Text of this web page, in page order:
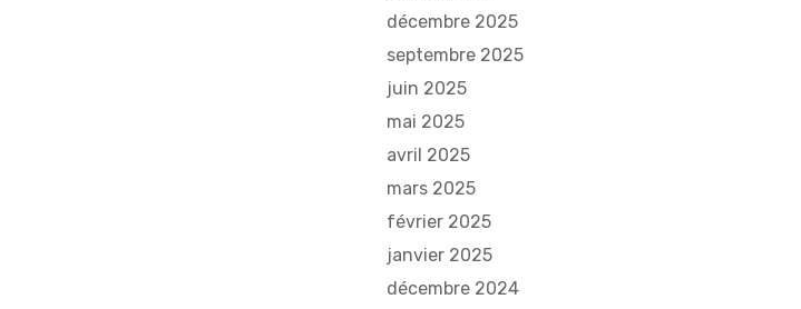
décembre 2025
septembre 2025
juin 2025
mai 2025
avril 2025
mars 2025
février 2025
janvier 2025
décembre 2024